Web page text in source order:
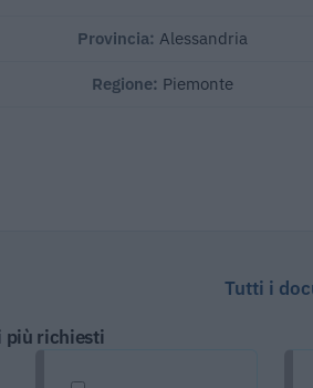
Provincia:Alessandria
Regione: Piemonte
Tutti i
più richiesti